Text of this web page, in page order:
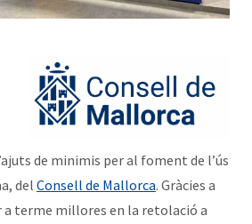
de minimis per al foment de l’ús
del Consell de Mallorca. Gràcies a
a terme millores en la retolació a